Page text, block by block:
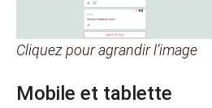
Cliquez pour agrandir l’image
Mobile et tablette